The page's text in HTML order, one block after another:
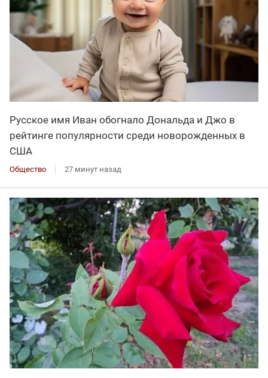
Русское имя Иван обогнало Дональда и Джо в
рейтинге популярности среди новорожденных в
США
Общество 27 минут назад